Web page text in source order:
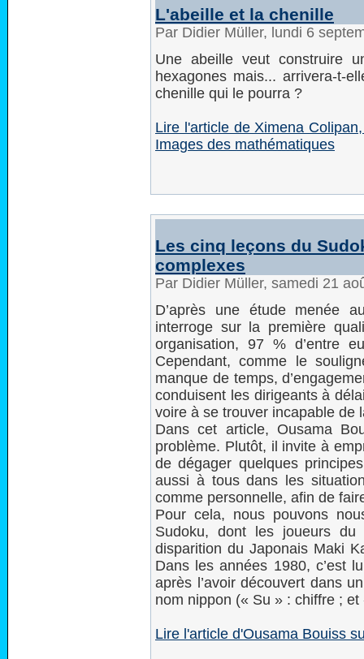
L'abeille et la chenille
Par Didier Müller, lundi 6
Une abeille veut construire
hexagones mais... arrivera-t-
chenille qui le pourra ?
Lire l'article de Ximena
Images des mathématiques
Les cinq leçons du
complexes
Par Didier Müller, samedi 21
D’après une étude menée
interroge sur la première
organisation, 97 % d’entre
Cependant, comme le
manque de temps,
conduisent les dirigeants à
voire à se trouver incapable de
Dans cet article, Ousama
problème. Plutôt, il invite à
de dégager quelques
aussi à tous dans les
comme personnelle, afin de
Pour cela, nous pouvons
Sudoku, dont les joueurs
disparition du Japonais Maki
Dans les années 1980, c’est
après l’avoir découvert dans
nom nippon (« Su » : chiffre ;
Lire l'article d'Ousama Bouiss